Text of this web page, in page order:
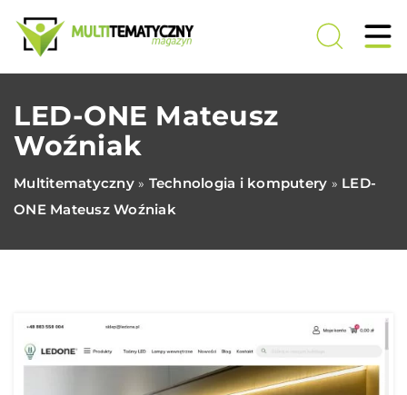
LED-ONE Mateusz
Woźniak
Multitematyczny» Technologia i komputery » LED-
ONE Mateusz Woźniak